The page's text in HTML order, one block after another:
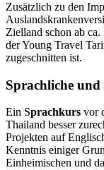
Zusätzlich zu den
Zielland schon ab
der Young Travel
zugeschnitten ist.
Sprachliche
Ein Sprachkurs vor
Thailand besser
Projekten auf
Kenntnis einiger
Einheimischen und